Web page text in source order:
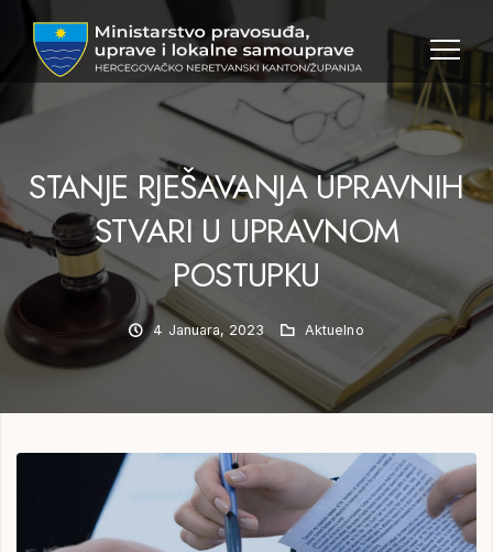
MPULS
HNK
STANJE RJEŠAVANJA UPRAVNIH
STVARI U UPRAVNOM
POSTUPKU
4 Januara, 2023 Aktuelno